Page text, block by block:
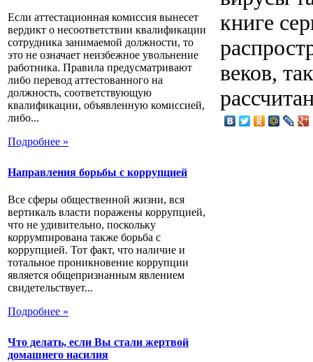
Если аттестационная комиссия вынесет
вердикт о несоответствии квалификации
сотрудника занимаемой должности, то
это не означает неизбежное увольнение
работника. Правила предусматривают
либо перевод аттестованного на
должность, соответствующую
квалификации, объявленную комиссией,
либо...
Подробнее »
Направления борьбы с коррупцией
Все сферы общественной жизни, вся
вертикаль власти поражены коррупцией,
что не удивительно, поскольку
коррумпирована также борьба с
коррупцией. Тот факт, что наличие и
тотальное проникновение коррупции
является общепризнанным явлением
свидетельствует...
Подробнее »
Что делать, если Вы стали жертвой
домашнего насилия
книге
веков,